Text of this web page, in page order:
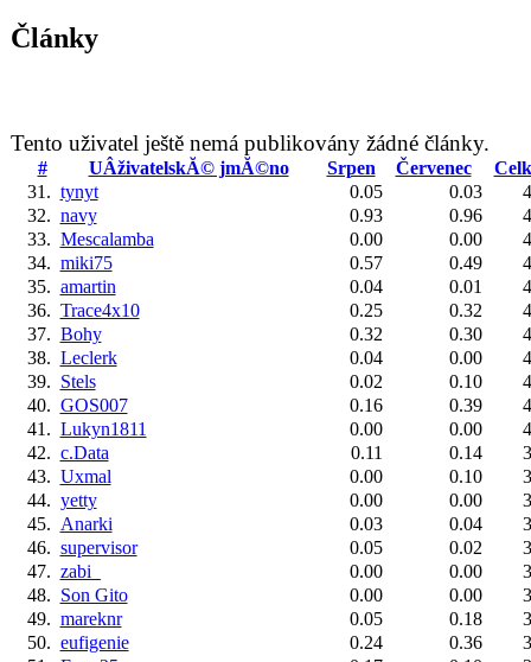
Články
Tento uživatel ještě nemá publikovány žádné články.
# UÂživatelskĂ© jmĂ©no Srpen Červenec
31. tynyt 0.05 0.03
32. navy 0.93 0.96
33. Mescalamba 0.00 0.00
34. miki75 0.57 0.49
35. amartin 0.04 0.01
36. Trace4x10 0.25 0.32
37. Bohy 0.32 0.30
38. Leclerk 0.04 0.00
39. Stels 0.02 0.10
40. GOS007 0.16 0.39
41. Lukyn1811 0.00 0.00
42. c.Data 0.11 0.14
43. Uxmal 0.00 0.10
44. yetty 0.00 0.00
45. Anarki 0.03 0.04
46. supervisor 0.05 0.02
47. zabi_ 0.00 0.00
48. Son Gito 0.00 0.00
49. mareknr 0.05 0.18
50. eufigenie 0.24 0.36